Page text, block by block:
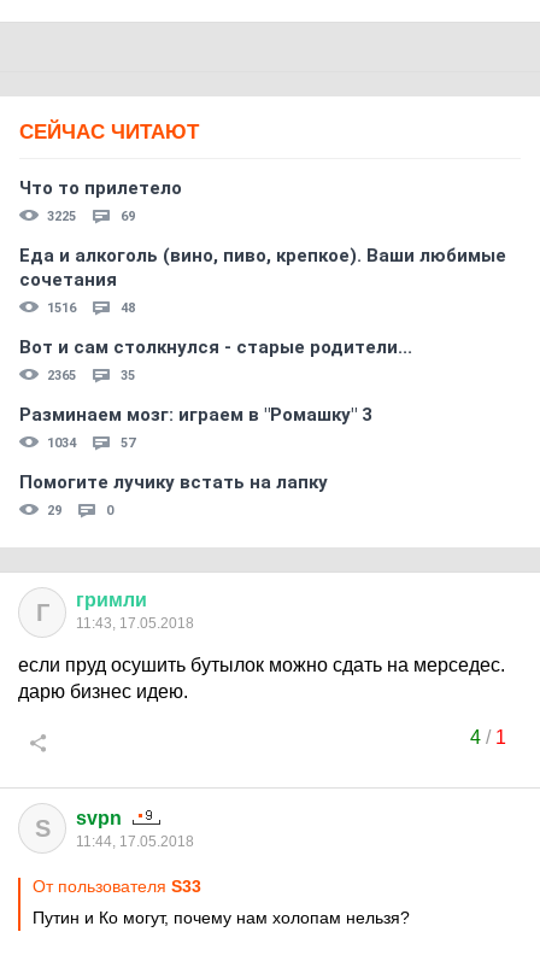
СЕЙЧАС ЧИТАЮТ
Что то прилетело
3225 69
Еда и алкоголь (вино, пиво, крепкое). Ваши любимые
сочетания
1516 48
Вот и сам столкнулся - старые родители...
2365 35
Разминаем мозг: играем в "Ромашку" 3
1034 57
Помогите лучику встать на лапку
29 0
Г гримли
11:43, 17.05.2018
если пруд осушить бутылок можно сдать на мерседес.
дарю бизнес идею.
4/ 1
S svpn
11:44, 17.05.2018
От пользователя S33
Путин и Ко могут, почему нам холопам нельзя?